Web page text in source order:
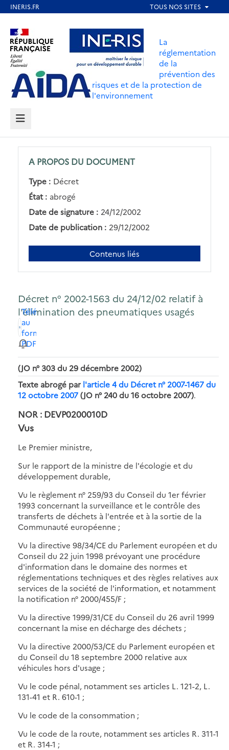
contenu
principal
Aller au contenu Aller au menu
Aller au pied de page
La
réglementation
de la
prévention des
risques et de la protection de
l'environnement
MENU
A PROPOS DU DOCUMENT
Type : Décret
État : abrogé
Date de signature : 24/12/2002
Date de publication : 29/12/2002
Contenus liés
Décret n° 2002-1563 du 24/12/02 relatif à
l'élimination des pneumatiques usagés
Télécharger
au
format
PDF
(JO n° 303 du 29 décembre 2002)
Texte abrogé par l'article 4 du Décret n° 2007-1467 du
12 octobre 2007(JO n° 240 du 16 octobre 2007).
NOR : DEVP0200010D
Vus
Le Premier ministre,
Sur le rapport de la ministre de l'écologie et du
développement durable,
Vu le règlement n° 259/93 du Conseil du 1er février
1993 concernant la surveillance et le contrôle des
transferts de déchets à l'entrée et à la sortie de la
Communauté européenne ;
Vu la directive 98/34/CE du Parlement européen et du
Conseil du 22 juin 1998 prévoyant une procédure
d'information dans le domaine des normes et
réglementations techniques et des règles relatives aux
services de la société de l'information, et notamment
la notification n° 2000/455/F ;
Vu la directive 1999/31/CE du Conseil du 26 avril 1999
concernant la mise en décharge des déchets ;
Vu la directive 2000/53/CE du Parlement européen et
du Conseil du 18 septembre 2000 relative aux
véhicules hors d'usage ;
Vu le code pénal, notamment ses articles L. 121-2, L.
131-41 et R. 610-1 ;
Vu le code de la consommation ;
Vu le code de la route, notamment ses articles R. 311-1
et R. 314-1 ;